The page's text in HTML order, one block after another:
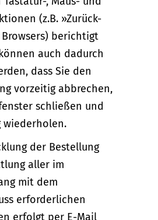
(z.B. »Zurück-
berichtigt
auch dadurch
dass Sie den
vorzeitig abbrechen,
schließen und
wiederholen.
der Bestellung
aller im
mit dem
erforderlichen
erfolgt per E-Mail